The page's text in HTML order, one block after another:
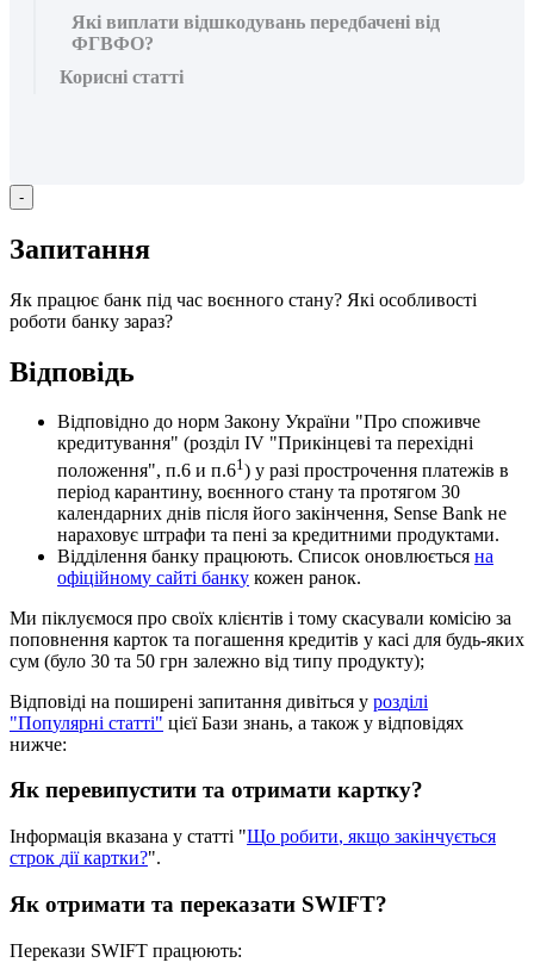
Які виплати відшкодувань передбачені від
ФГВФО?
Корисні статті
-
Запитання
Як працює банк під час воєнного стану? Які особливості
роботи банку зараз?
Відповідь
Відповідно до норм Закону України "Про споживче
кредитування" (розділ IV "Прикінцеві та перехідні
положення", п.6 и п.61 ) у разі прострочення платежів в
період карантину, воєнного стану та протягом 30
календарних днів після його закінчення, Sense Bank не
нараховує штрафи та пені за кредитними продуктами.
Відділення банку працюють. Список оновлюється на
офіційному сайті банку кожен ранок.
Ми піклуємося про своїх клієнтів і тому скасували комісію за
поповнення карток та погашення кредитів у касі для будь-яких
сум (було 30 та 50 грн залежно від типу продукту);
Відповіді на поширені запитання дивіться у розділі
"Популярні статті" цієї Бази знань, а також у відповідях
нижче:
Як перевипустити та отримати картку?
Інформація вказана у статті "Що робити, якщо закінчується
строк дії картки?".
Як отримати та переказати SWIFT?
Перекази SWIFT працюють: